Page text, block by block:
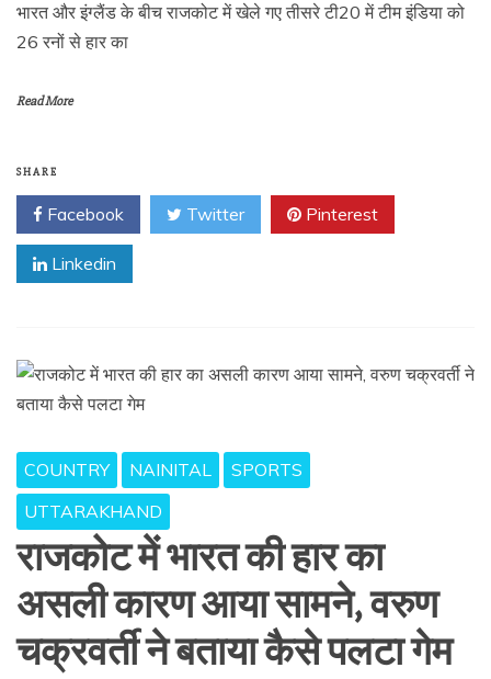
भारत और इंग्लैंड के बीच राजकोट में खेले गए तीसरे टी20 में टीम इंडिया को
26 रनों से हार का
Read More
SHARE
Facebook Twitter Pinterest
Linkedin
COUNTRY NAINITAL
SPORTS
UTTARAKHAND
राजकोट में भारत की हार का
असली कारण आया सामने, वरुण
चक्रवर्ती ने बताया कैसे पलटा गेम